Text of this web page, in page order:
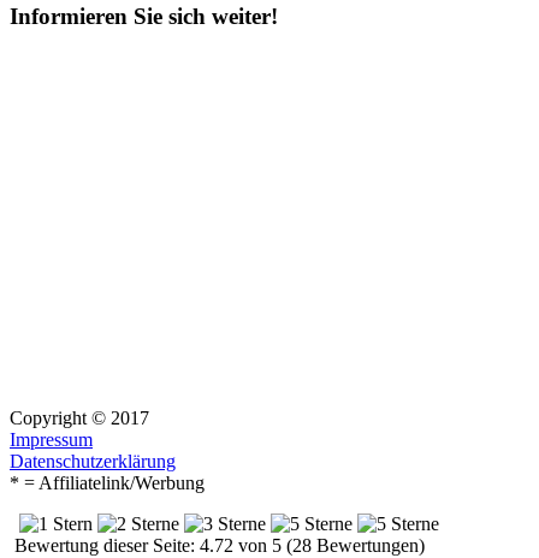
Informieren Sie sich weiter!
Copyright © 2017
Impressum
Datenschutzerklärung
* = Affiliatelink/Werbung
Bewertung dieser Seite: 4.72 von 5 (28 Bewertungen)